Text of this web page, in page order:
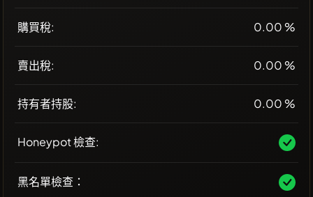
購買稅: 0.00 %
賣出稅: 0.00 %
持有者持股: 0.00 %
Honeypot 檢查:
黑名單檢查：